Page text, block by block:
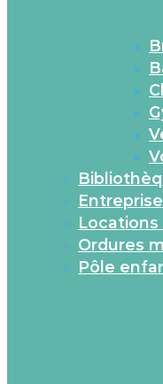
Locations
Ordures
Pôle